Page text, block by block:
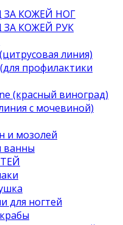
ЗА КОЖЕЙ НОГ
ЗА КОЖЕЙ РУК
линия)
профилактики
(красный виноград)
с мочевиной)
и мозолей
ванны
для ногтей